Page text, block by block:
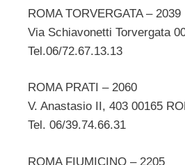
ROMA TORVERGATA – 2039
Via Schiavonetti Torvergata
Tel.06/72.67.13.13
ROMA PRATI – 2060
V. Anastasio II, 403 00165
Tel. 06/39.74.66.31
ROMA FIUMICINO – 2205